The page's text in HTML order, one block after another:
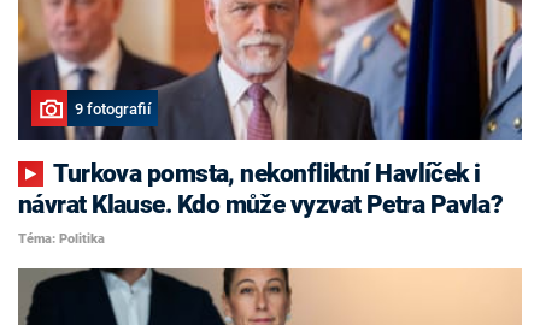
9 fotografií
Turkova pomsta, nekonfliktní Havlíček i
návrat Klause. Kdo může vyzvat Petra Pavla?
Téma: Politika